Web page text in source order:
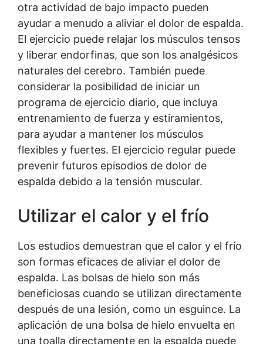
otra actividad de bajo impacto pueden
ayudar a menudo a aliviar el dolor de espalda.
El ejercicio puede relajar los músculos tensos
y liberar endorfinas, que son los analgésicos
naturales del cerebro. También puede
considerar la posibilidad de iniciar un
programa de ejercicio diario, que incluya
entrenamiento de fuerza y estiramientos,
para ayudar a mantener los músculos
flexibles y fuertes. El ejercicio regular puede
prevenir futuros episodios de dolor de
espalda debido a la tensión muscular.
Utilizar el calor y el frío
Los estudios demuestran que el calor y el frío
son formas eficaces de aliviar el dolor de
espalda. Las bolsas de hielo son más
beneficiosas cuando se utilizan directamente
después de una lesión, como un esguince. La
aplicación de una bolsa de hielo envuelta en
una toalla directamente en la espalda puede